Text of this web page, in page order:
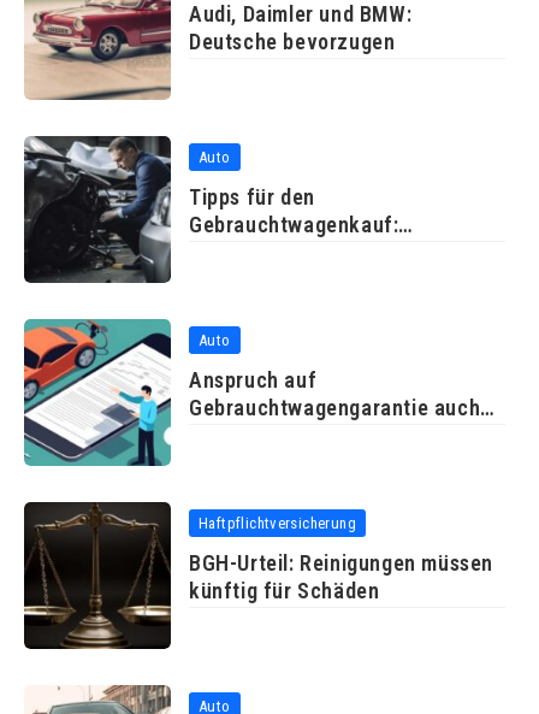
Audi, Daimler und BMW:
Deutsche bevorzugen
Auto
Tipps für den
Gebrauchtwagenkauf:
Auto
Anspruch auf
Gebrauchtwagengarantie auch
Haftpflichtversicherung
BGH-Urteil: Reinigungen müssen
künftig für Schäden
Auto